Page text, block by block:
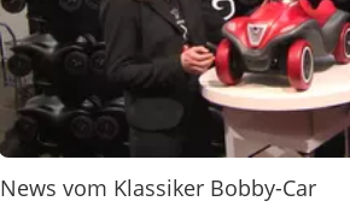
News vom Klassiker Bobby-Car